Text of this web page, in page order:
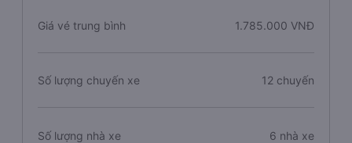
Giá vé trung bình 1.785.000 VNĐ
Số lượng chuyến xe 12 chuyến
Số lượng nhà xe 6 nhà xe